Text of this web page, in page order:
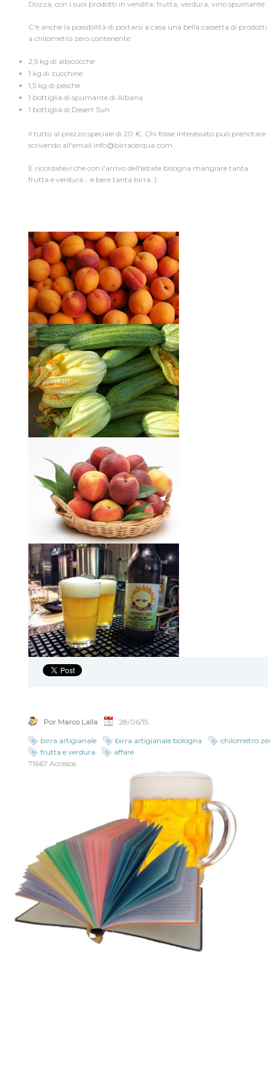
Diario de a bordo /
Dozza, con i suoi prodotti in vendita: frutta, verdura, vino spumante.
C'è anche la possibilità di portarsi a casa una bella cassetta di prodotti
a chilometro zero contenente:
2,5 kg di albicocche
1 kg di zucchine
1,5 kg di pesche
1 bottiglia di spumante di Albana
1 bottiglia di Desert Sun
Il tutto al prezzo speciale di 20 €. Chi fosse interessato può prenotare
scrivendo all'email info@birracerqua.com.
E ricordatevi che con l'arrivo dell'estate bisogna mangiare tanta
frutta e verdura... e bere tanta birra :)
Por Marco Lalla 28/06/15
birra artigianale birra artigianale bologna
chilometro
frutta e verdura
affare
71667 Accesos